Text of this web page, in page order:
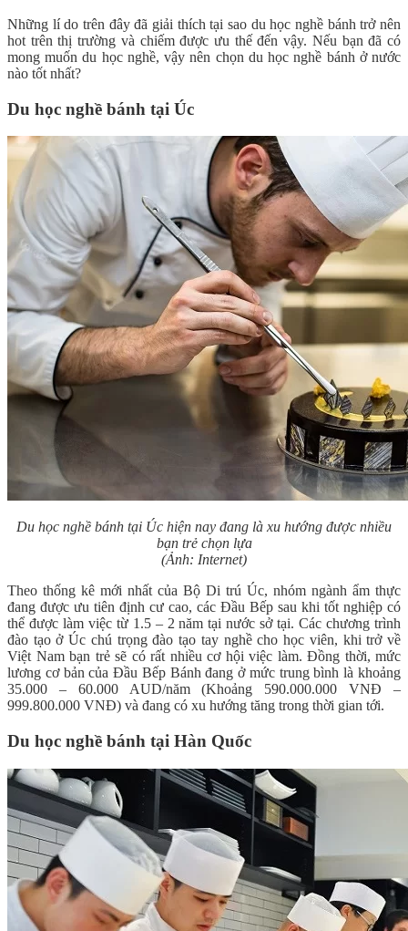
Những lí do trên đây đã giải thích tại sao du học nghề bánh trở nên
hot trên thị trường và chiếm được ưu thế đến vậy. Nếu bạn đã có
mong muốn du học nghề, vậy nên chọn du học nghề bánh ở nước
nào tốt nhất?
Du học nghề bánh tại Úc
Du học nghề bánh tại Úc hiện nay đang là xu hướng được nhiều
bạn trẻ chọn lựa
(Ảnh: Internet)
Theo thống kê mới nhất của Bộ Di trú Úc, nhóm ngành ẩm thực
đang được ưu tiên định cư cao, các Đầu Bếp sau khi tốt nghiệp có
thể được làm việc từ 1.5 – 2 năm tại nước sở tại. Các chương trình
đào tạo ở Úc chú trọng đào tạo tay nghề cho học viên, khi trở về
Việt Nam bạn trẻ sẽ có rất nhiều cơ hội việc làm. Đồng thời, mức
lương cơ bản của Đầu Bếp Bánh đang ở mức trung bình là khoảng
35.000 – 60.000 AUD/năm (Khoảng 590.000.000 VNĐ –
999.800.000 VNĐ) và đang có xu hướng tăng trong thời gian tới.
Du học nghề bánh tại Hàn Quốc